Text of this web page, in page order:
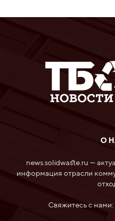
О
news.solidwaste.ru —
информация отрасли
Свяжитесь с нами: